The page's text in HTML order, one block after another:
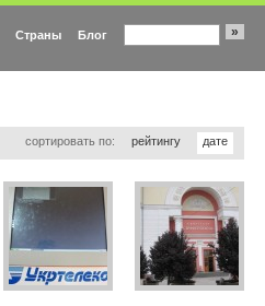
Страны Блог »
сортировать по: рейтингу дате